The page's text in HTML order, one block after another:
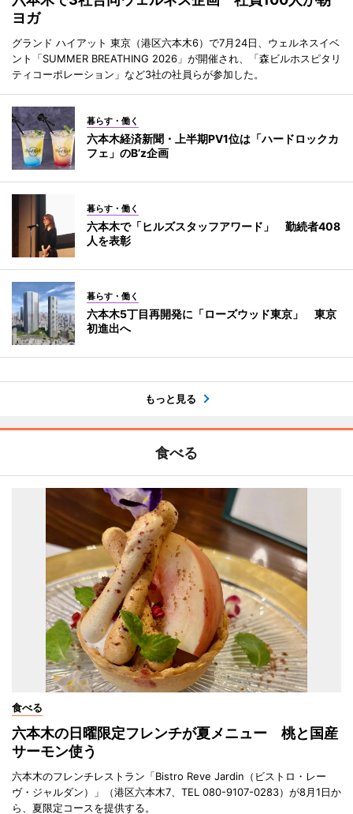
ヨガ
グランド ハイアット 東京（港区六本木6）で7月24日、ウェルネスイベ
ント「SUMMER BREATHING 2026」が開催され、「森ビルホスピタリ
ティコーポレーション」など3社の社員らが参加した。
暮らす・働く
六本木経済新聞・上半期PV1位は「ハードロックカ
フェ」のB’z企画
暮らす・働く
六本木で「ヒルズスタッフアワード」 勤続者408
人を表彰
暮らす・働く
六本木5丁目再開発に「ローズウッド東京」 東京
初進出へ
もっと見る
食べる
食べる
六本木の日曜限定フレンチが夏メニュー 桃と国産
サーモン使う
六本木のフレンチレストラン「Bistro Reve Jardin（ビストロ・レー
ヴ・ジャルダン）」（港区六本木7、TEL 080-9107-0283）が8月1日か
ら、夏限定コースを提供する。